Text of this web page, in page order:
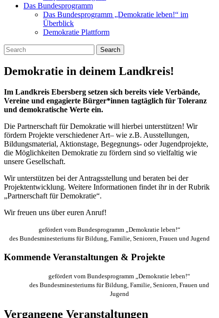
Das Bundesprogramm
Das Bundesprogramm „Demokratie leben!“ im
Überblick
Demokratie Plattform
Search
Demokratie in deinem Landkreis!
Im Landkreis Ebersberg setzen sich bereits viele Verbände,
Vereine und engagierte Bürger*innen tagtäglich für Toleranz
und demokratische Werte ein.
Die Partnerschaft für Demokratie will hierbei unterstützen! Wir
fördern Projekte verschiedener Art– wie z.B. Ausstellungen,
Bildungsmaterial, Aktionstage, Begegnungs- oder Jugendprojekte,
die Möglichkeiten Demokratie zu fördern sind so vielfaltig wie
unsere Gesellschaft.
Wir unterstützen bei der Antragsstellung und beraten bei der
Projektentwicklung. Weitere Informationen findet ihr in der Rubrik
„Partnerschaft für Demokratie“.
Wir freuen uns über euren Anruf!
gefördert vom Bundesprogramm „Demokratie leben!“
des Bundesminesteriums für Bildung, Familie, Senioren, Frauen und Jugend
Kommende Veranstaltungen & Projekte
gefördert vom Bundesprogramm „Demokratie leben!“
des Bundesminesteriums für Bildung, Familie, Senioren, Frauen und
Jugend
Vergangene Veranstaltungen